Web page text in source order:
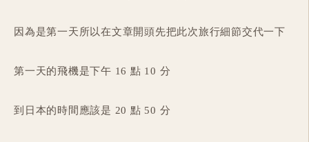
因為是第一天所以在文章開頭先把此次旅行細節交代一下
第一天的飛機是下午 16 點 10 分
到日本的時間應該是 20 點 50 分